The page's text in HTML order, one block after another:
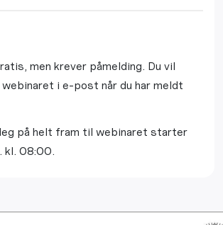
men krever påmelding. Du vil
i e-post når du har meldt
på helt fram til webinaret starter
kl. 08:00.